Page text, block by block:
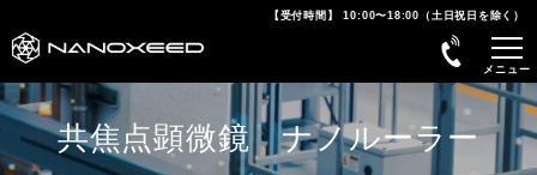
【受付時間】 10:00〜18:00（土日祝日を除く）
共焦点顕微鏡 ナノルーラー